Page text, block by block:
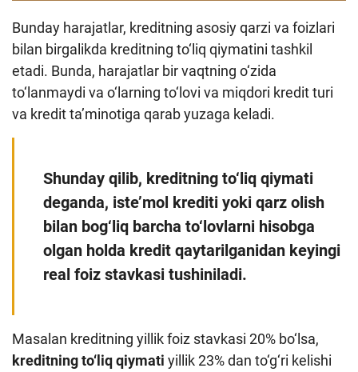
Sayt xaritasi
Bunday harajatlar, kreditning asosiy qarzi va foizlari
bilan birgalikda kreditning to‘liq qiymatini tashkil
etadi. Bunda, harajatlar bir vaqtning o‘zida
to‘lanmaydi va o‘larning to‘lovi va miqdori kredit turi
va kredit ta’minotiga qarab yuzaga keladi.
Shunday qilib, kreditning to‘liq qiymati
deganda, iste’mol krediti yoki qarz olish
bilan bog‘liq barcha to‘lovlarni hisobga
olgan holda kredit qaytarilganidan keyingi
real foiz stavkasi tushiniladi.
Masalan kreditning yillik foiz stavkasi 20% bo‘lsa,
kreditning to‘liq qiymati yillik 23% dan to‘g‘ri kelishi